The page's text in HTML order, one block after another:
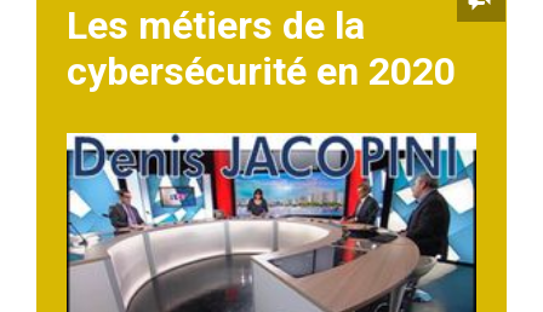
Les métiers de la
cybersécurité en 2020